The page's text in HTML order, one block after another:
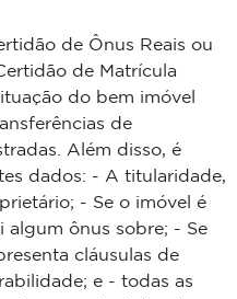
de Ônus Reais ou
de Matrícula
do bem imóvel
de
Além disso, é
dados: - A titularidade,
- Se o imóvel é
algum ônus sobre; - Se
cláusulas de
e - todas as